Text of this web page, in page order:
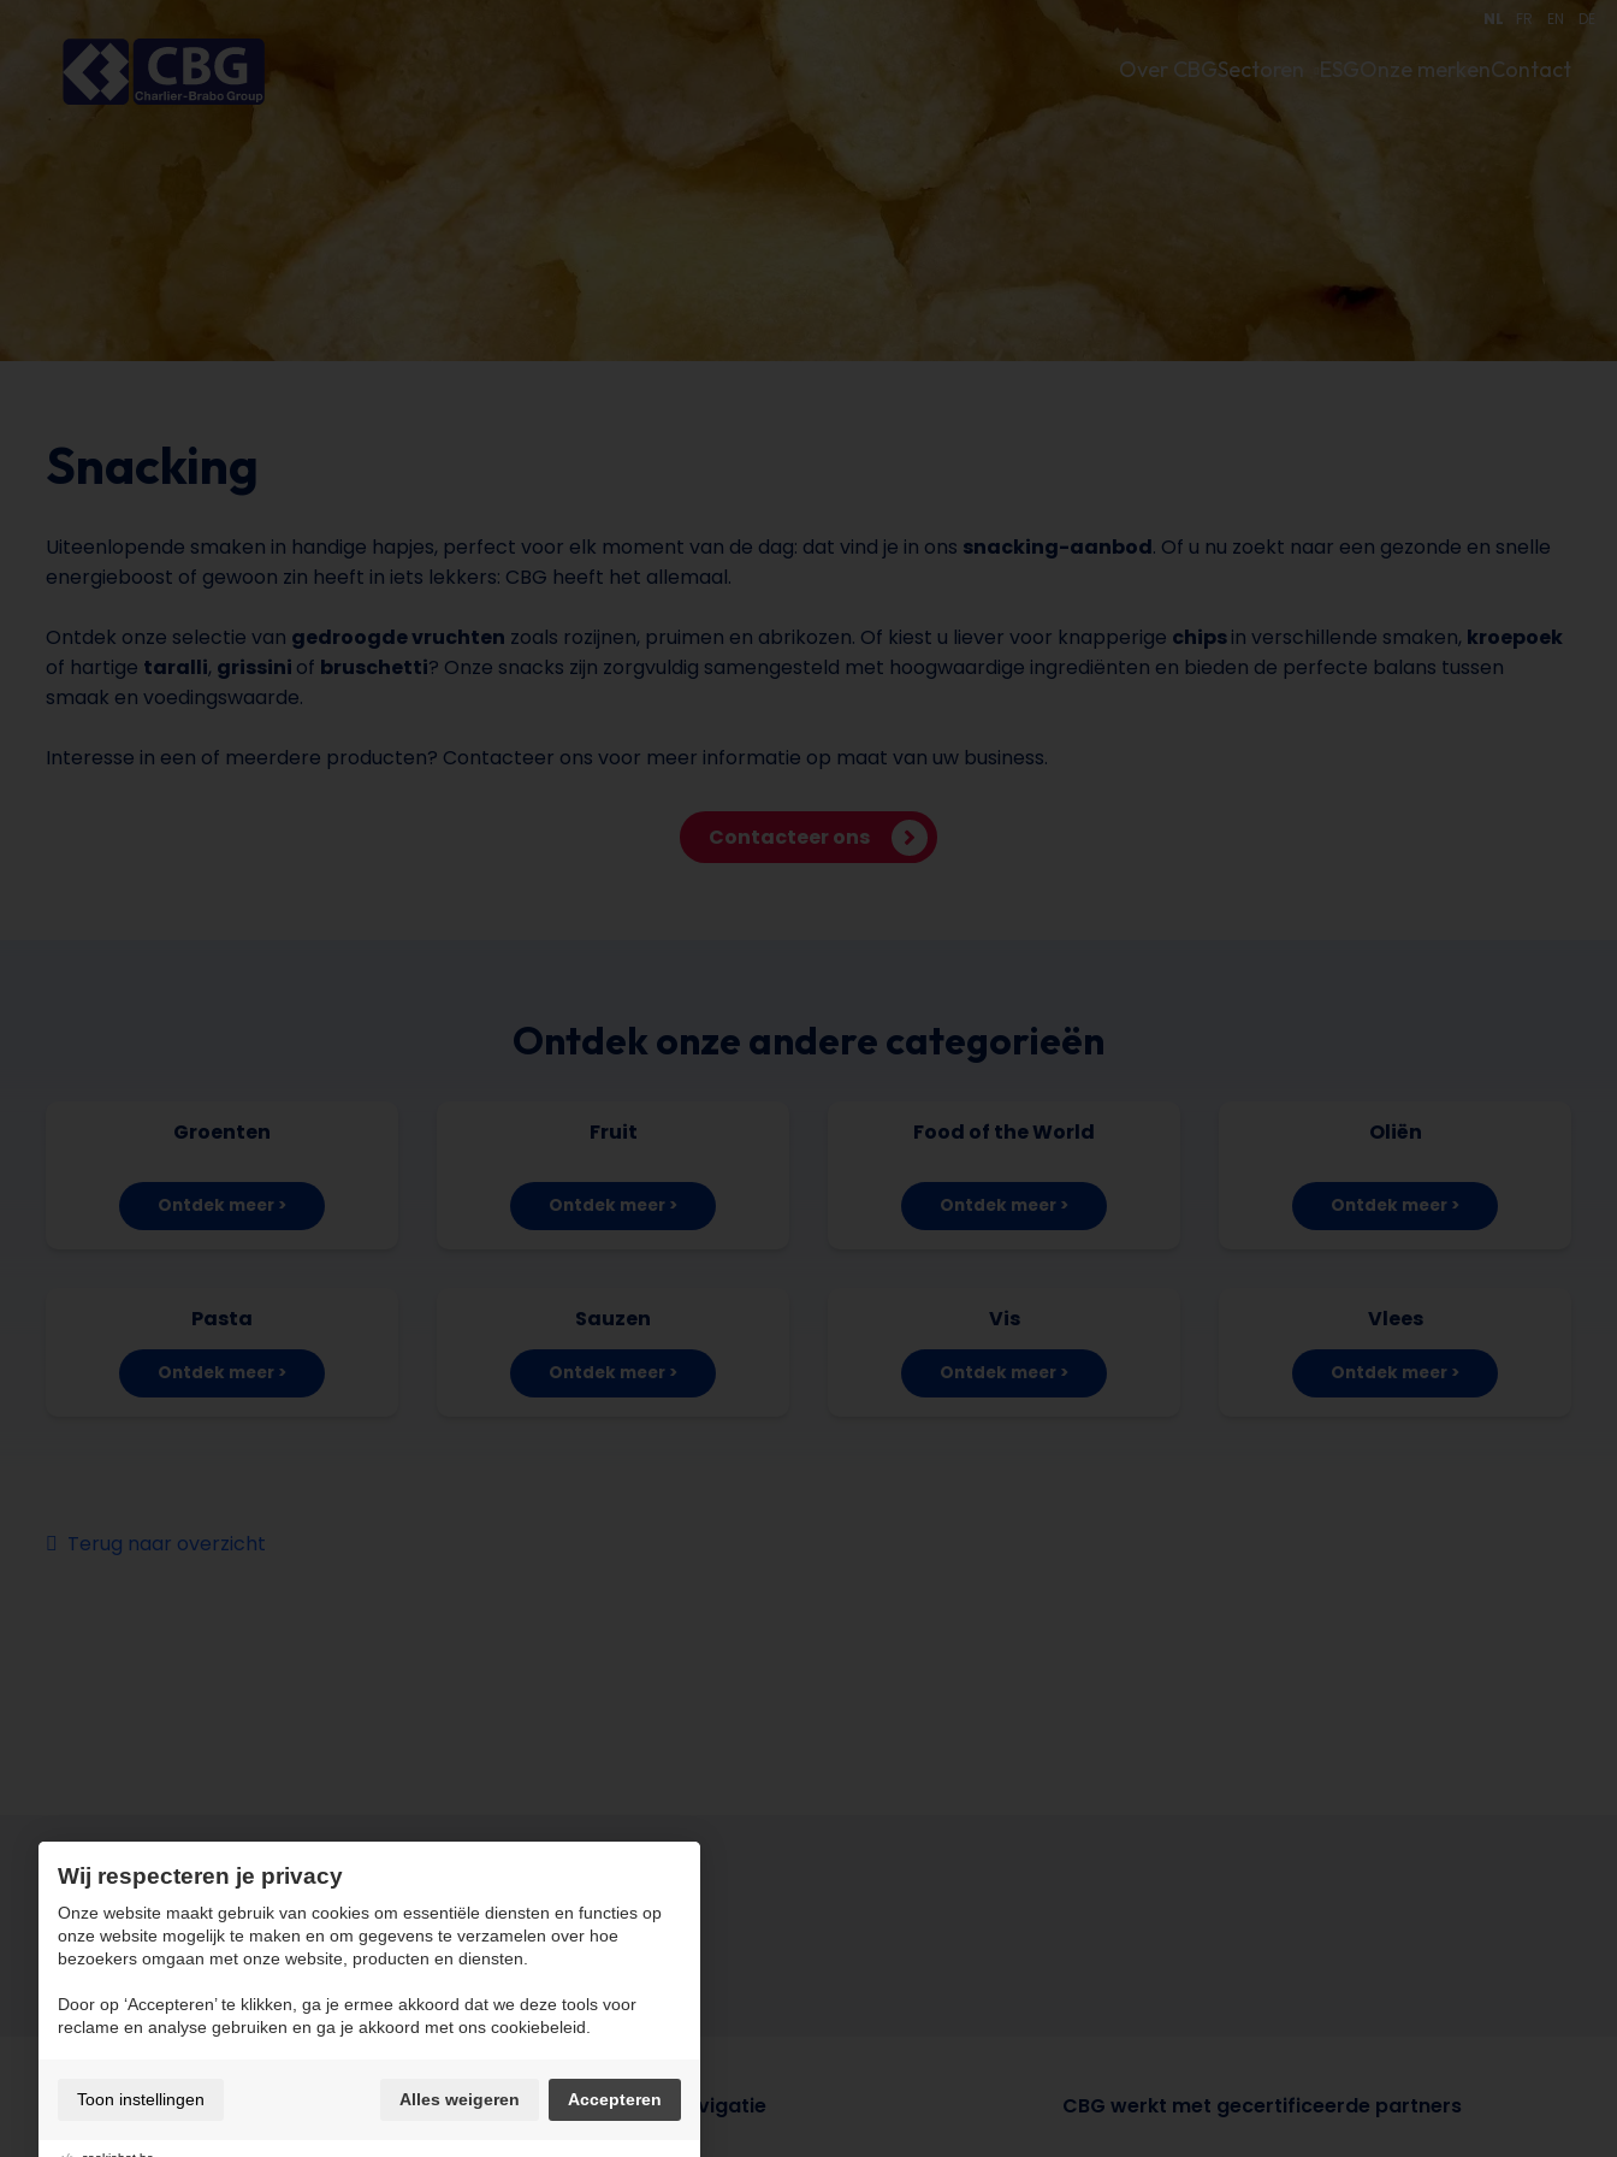
NL FR EN DE
Over CBGSectoren ESGOnze merkenContact
Snacking
Uiteenlopende smaken in handige hapjes, perfect voor elk moment van de dag: dat vind je in ons snacking-aanbod. Of u nu zoekt naar een gezonde en snelle
energieboost of gewoon zin heeft in iets lekkers: CBG heeft het allemaal.
Ontdek onze selectie van gedroogde vruchten zoals rozijnen, pruimen en abrikozen. Of kiest u liever voor knapperige chipsin verschillende smaken, kroepoek
of hartige taralli, grissini of bruschetti? Onze snacks zijn zorgvuldig samengesteld met hoogwaardige ingrediënten en bieden de perfecte balans tussen
smaak en voedingswaarde.
Interesse in een of meerdere producten? Contacteer ons voor meer informatie op maat van uw business.
Contacteer ons
Ontdek onze andere categorieën
Groenten
Ontdek meer >
Fruit
Ontdek meer >
Food of the World
Ontdek meer >
Oliën
Ontdek meer >
Pasta
Ontdek meer >
Sauzen
Ontdek meer >
Vis
Ontdek meer >
Vlees
Ontdek meer >
Terug naar overzicht
Boomsesteenweg 28
Navigatie CBG werkt met gecertificeerde partners
Wij respecteren je privacy
Onze website maakt gebruik van cookies om essentiële diensten en functies op
onze website mogelijk te maken en om gegevens te verzamelen over hoe
bezoekers omgaan met onze website, producten en diensten.
Door op ‘Accepteren’ te klikken, ga je ermee akkoord dat we deze tools voor
reclame en analyse gebruiken en ga je akkoord met ons cookiebeleid.
Toon instellingen Alles weigeren Accepteren